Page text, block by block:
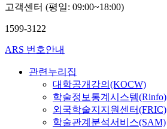
고객센터 (평일: 09:00~18:00)
1599-3122
ARS 번호안내
관련누리집
대학공개강의(KOCW)
학술정보통계시스템(Rinfo)
외국학술지지원센터(FRIC)
학술관계분석서비스(SAM)